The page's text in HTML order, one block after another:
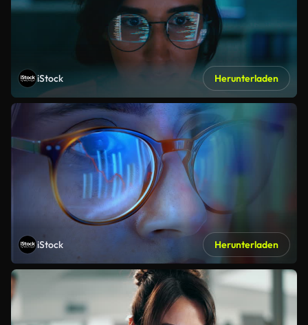
iStock Herunterladen
iStock Herunterladen